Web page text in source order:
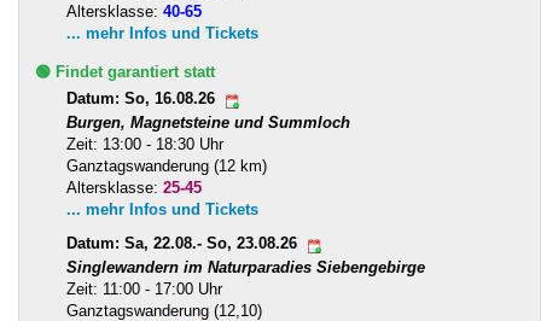
Altersklasse: 40-65
... mehr Infos und Tickets
🟢 Findet garantiert statt
Datum: So, 16.08.26
Burgen, Magnetsteine und Summloch
Zeit: 13:00 - 18:30 Uhr
Ganztagswanderung (12 km)
Altersklasse: 25-45
... mehr Infos und Tickets
Datum: Sa, 22.08.- So, 23.08.26
Singlewandern im Naturparadies Siebengebirge
Zeit: 11:00 - 17:00 Uhr
Ganztagswanderung (12,10)